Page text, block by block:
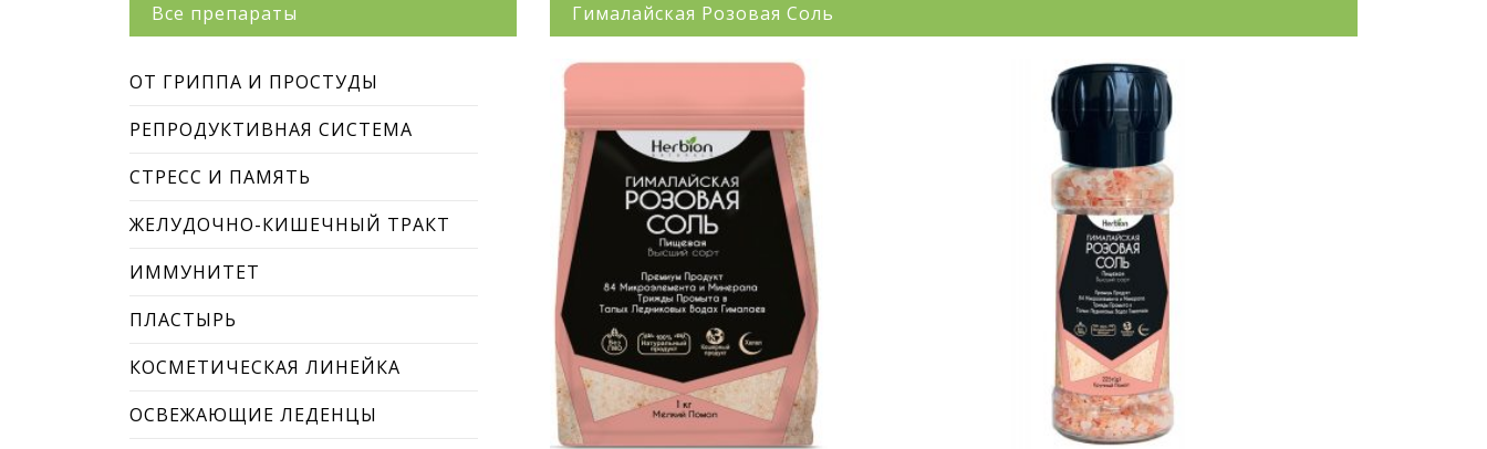
Все препараты
ОТ ГРИППА И ПРОСТУДЫ
РЕПРОДУКТИВНАЯ СИСТЕМА
СТРЕСС И ПАМЯТЬ
ЖЕЛУДОЧНО-КИШЕЧНЫЙ ТРАКТ
ИММУНИТЕТ
ПЛАСТЫРЬ
КОСМЕТИЧЕСКАЯ ЛИНЕЙКА
ОСВЕЖАЮЩИЕ ЛЕДЕНЦЫ
Гималайская Розовая Соль